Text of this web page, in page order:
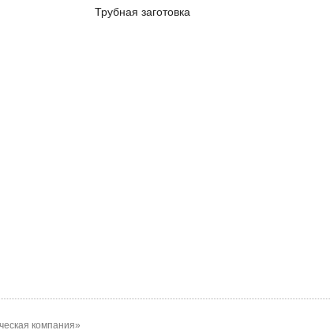
Трубная заготовка
компания»